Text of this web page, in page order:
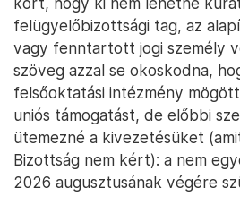
felügyelőbizottsági tag, az
vagy fenntartott jogi személy
szöveg azzal se okoskodna,
felsőoktatási intézmény
uniós támogatást, de előbbi
ütemezné a kivezetésüket
Bizottság nem kért): a nem
2026 augusztusának végére